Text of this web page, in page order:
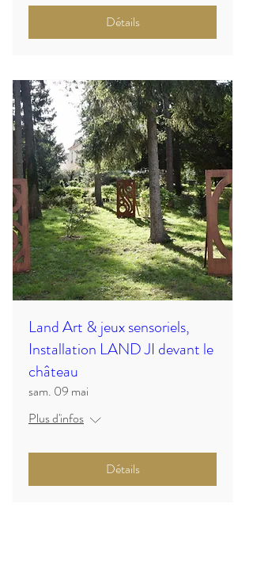
Détails
Land Art & jeux sensoriels,
Installation LAND JI devant le
château
sam. 09 mai
Plus d'infos
Détails